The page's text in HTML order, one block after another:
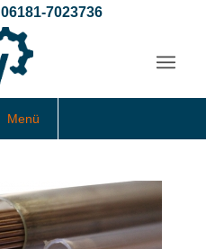
06181-7023736
Menü